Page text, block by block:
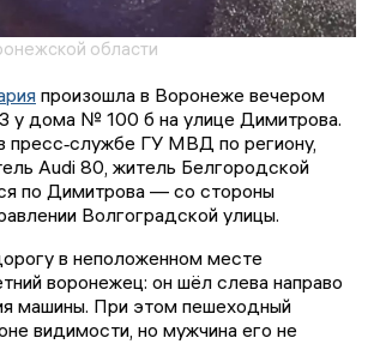
области
произошла в Воронеже вечером
у дома № 100 б на улице Димитрова.
пресс‑службе ГУ МВД по региону,
Audi 80, житель Белгородской
по Димитрова — со стороны
Волгоградской улицы.
в неположенном месте
воронежец: он шёл слева направо
машины. При этом пешеходный
видимости, но мужчина его не